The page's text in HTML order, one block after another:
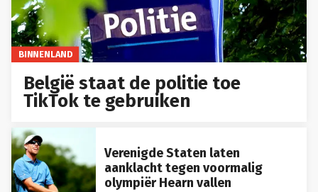
BINNENLAND
België staat de politie toe
TikTok te gebruiken
Verenigde Staten laten
aanklacht tegen voormalig
olympiër Hearn vallen